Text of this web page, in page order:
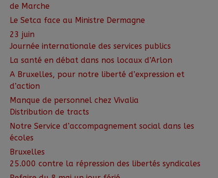
de Marche
Le Setca face au Ministre Dermagne
23 juin
Journée internationale des services publics
La santé en débat dans nos locaux d’Arlon
A Bruxelles, pour notre liberté d’expression et
d’action
Manque de personnel chez Vivalia
Distribution de tracts
Notre Service d’accompagnement social dans les
écoles
Bruxelles
25.000 contre la répression des libertés syndicales